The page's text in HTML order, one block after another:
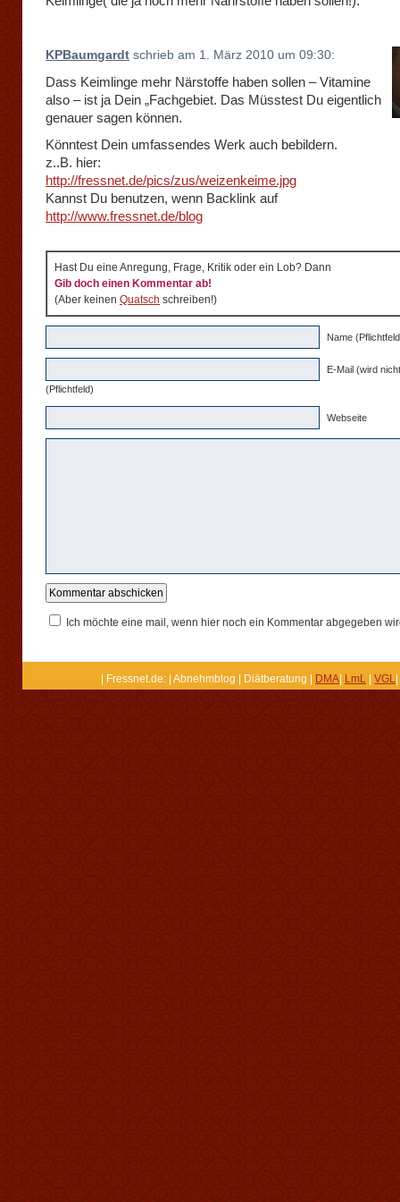
KPBaumgardt schrieb am 1. März 2010 um 09:30:
Dass Keimlinge mehr Närstoffe haben sollen – Vitamine
also – ist ja Dein „Fachgebiet. Das Müsstest Du eigentlich
genauer sagen können.
Könntest Dein umfassendes Werk auch bebildern.
z..B. hier:
http://fressnet.de/pics/zus/weizenkeime.jpg
Kannst Du benutzen, wenn Backlink auf
http://www.fressnet.de/blog
Hast Du eine Anregung, Frage, Kritik oder ein Lob? Dann
Gib doch einen Kommentar ab!
(Aber keinen Quatsch schreiben!)
Name
E-Mail (wird
(Pflichtfeld)
Webseite
Ich möchte eine mail, wenn hier noch ein Kommentar abgegeben
| Fressnet.de: | Abnehmblog | Diätberatung | DMA LmL VGL